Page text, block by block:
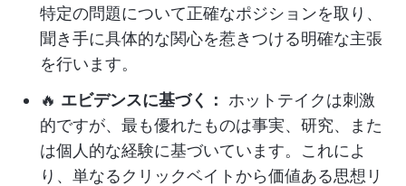
特定の問題について正確なポジションを取り、
聞き手に具体的な関心を惹きつける明確な主張
を行います。
🔥 エビデンスに基づく：
ホットテイクは刺激
的ですが、最も優れたものは事実、研究、また
は個人的な経験に基づいています。これによ
り、単なるクリックベイトから価値ある思想リ